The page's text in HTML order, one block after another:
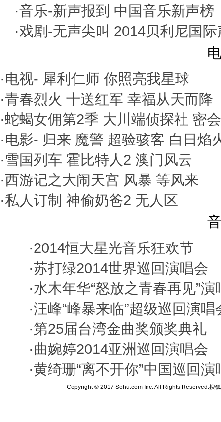
·音乐-新声报到 中国音乐新声榜
·戏剧-无声尖叫 2014贝利尼国
·电视- 犀利仁师 你照亮我星球
·青春烈火 十送红军 幸福从天而降
·蛇蝎女佣第2季 大川端侦探社 密会
·电影- 归来 魔警 超验骇客 白日焰
·雪国列车 霍比特人2 澳门风云
·西游记之大闹天宫 风暴 等风来
·私人订制 神偷奶爸2 无人区
·2014恒大星光音乐狂欢节
·苏打绿2014世界巡回演唱会
·水木年华“怒放之青春再见”演
·汪峰“峰暴来临”超级巡回演唱
·第25届台湾金曲奖颁奖典礼
·曲婉婷2014亚洲巡回演唱会
·黄绮珊“离不开你”中国巡回演
Copyright © 2017 Sohu.com Inc. All Rights Reserved.搜